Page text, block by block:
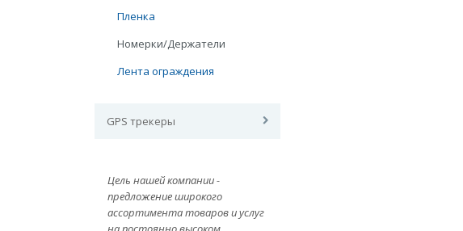
Пленка
Номерки/Держатели
Лента ограждения
GPS трекеры
Цель нашей компании -
предложение широкого
ассортимента товаров и услуг